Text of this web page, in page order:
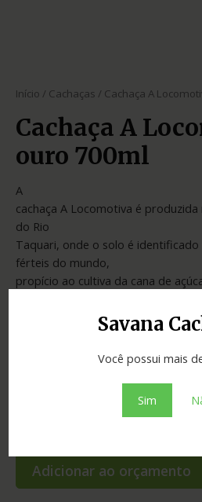
Savana
Você possui mais
Sim
Início / Cachaças / Cachaça A
Cachaça A
ouro 700ml
A
cachaça A Locomotiva é produzida
do Rio
Taquari, onde o solo é
férteis do mundo,
propício ao cultiva da cana de
aditivos químicos e livre de
primórdios de sua ocupação.
Adicionar ao orçamento